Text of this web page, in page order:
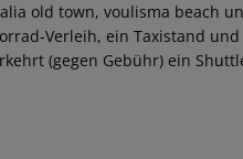
old town, voulisma beach
Verleih, ein Taxistand
(gegen Gebühr) ein